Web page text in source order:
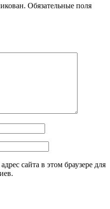
Обязательные поля
сайта в этом браузере для